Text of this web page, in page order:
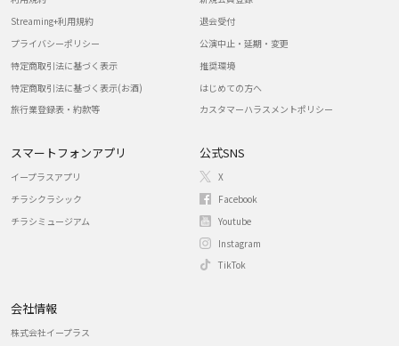
Streaming+利用規約
プライバシーポリシー
特定商取引法に基づく表示
特定商取引法に基づく表示(お酒)
旅行業登録表・約款等
退会受付
公演中止・延期・変更
推奨環境
はじめての方へ
カスタマーハラスメントポリシー
スマートフォンアプリ
イープラスアプリ
チラシクラシック
チラシミュージアム
公式SNS
X
Facebook
Youtube
Instagram
TikTok
会社情報
株式会社イープラス